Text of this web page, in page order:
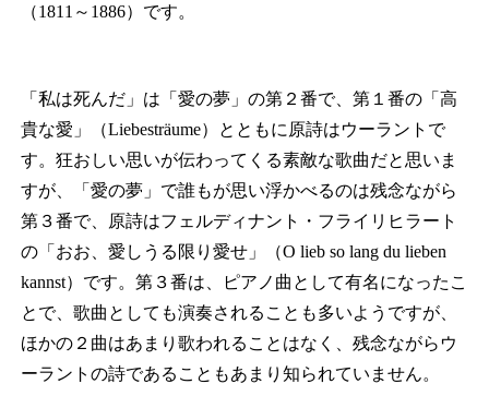
（1811～1886）です。
「私は死んだ」は「愛の夢」の第２番で、第１番の「高
貴な愛」（Liebesträume）とともに原詩はウーラントで
す。狂おしい思いが伝わってくる素敵な歌曲だと思いま
すが、「愛の夢」で誰もが思い浮かべるのは残念ながら
第３番で、原詩はフェルディナント・フライリヒラート
の「おお、愛しうる限り愛せ」（O lieb so lang du lieben
kannst）です。第３番は、ピアノ曲として有名になったこ
とで、歌曲としても演奏されることも多いようですが、
ほかの２曲はあまり歌われることはなく、残念ながらウ
ーラントの詩であることもあまり知られていません。